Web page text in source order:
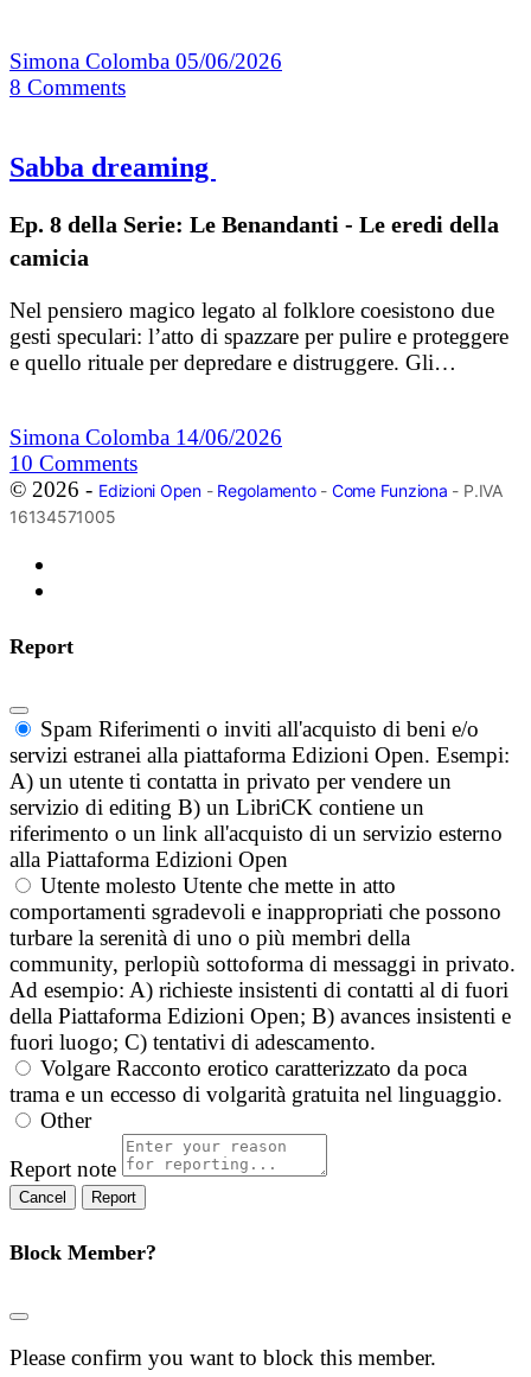
Simona Colomba 05/06/2026
8 Comments
Sabba dreaming
Ep. 8 della Serie: Le Benandanti - Le eredi della
camicia
Nel pensiero magico legato al folklore coesistono due
gesti speculari: l’atto di spazzare per pulire e proteggere
e quello rituale per depredare e distruggere. Gli…
Simona Colomba 14/06/2026
10 Comments
© 2026 - Edizioni Open- Regolamento- Come Funziona - P.IVA
16134571005
Report
Spam Riferimenti o inviti all'acquisto di beni e/o
servizi estranei alla piattaforma Edizioni Open. Esempi:
A) un utente ti contatta in privato per vendere un
servizio di editing B) un LibriCK contiene un
riferimento o un link all'acquisto di un servizio esterno
alla Piattaforma Edizioni Open
Utente molesto Utente che mette in atto
comportamenti sgradevoli e inappropriati che possono
turbare la serenità di uno o più membri della
community, perlopiù sottoforma di messaggi in privato.
Ad esempio: A) richieste insistenti di contatti al di fuori
della Piattaforma Edizioni Open; B) avances insistenti e
fuori luogo; C) tentativi di adescamento.
Volgare Racconto erotico caratterizzato da poca
trama e un eccesso di volgarità gratuita nel linguaggio.
Other
Report note
Report
Block Member?
Please confirm you want to block this member.